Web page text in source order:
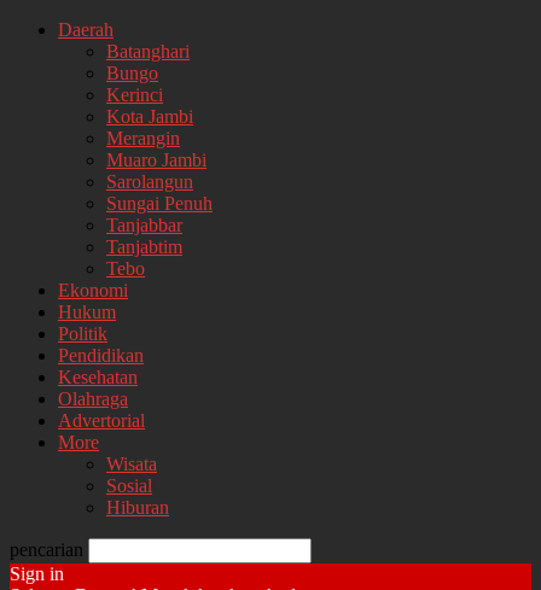
Daerah
Batanghari
Bungo
Kerinci
Kota Jambi
Merangin
Muaro Jambi
Sarolangun
Sungai Penuh
Tanjabbar
Tanjabtim
Tebo
Ekonomi
Hukum
Politik
Pendidikan
Kesehatan
Olahraga
Advertorial
More
Wisata
Sosial
Hiburan
pencarian
Sign in